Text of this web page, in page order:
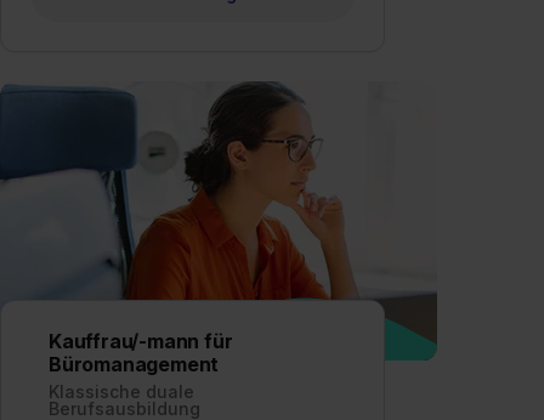
Kauffrau/-mann für
Büromanagement
Klassische duale
Berufsausbildung